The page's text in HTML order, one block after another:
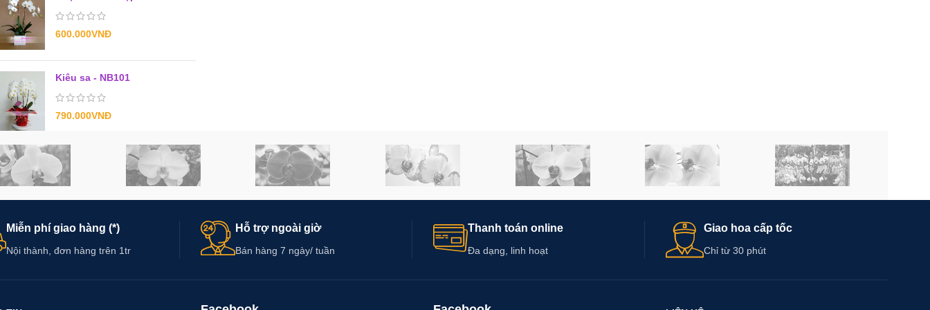
600.000VNĐ
Kiêu sa - NB101
790.000VNĐ
Miễn phí giao hàng (*)
Nội thành, đơn hàng trên 1tr
Hỗ trợ ngoài giờ
Bán hàng 7 ngày/ tuần
Thanh toán online
Đa dạng, linh hoạt
Giao hoa cấp tốc
Chỉ từ 30 phút